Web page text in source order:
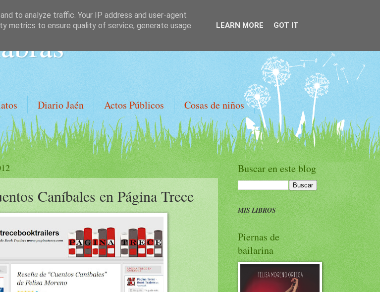
Diario Jaén Actos Públicos Cosas de niños
Caníbales en Página Trece
Buscar en este blog
MIS LIBROS
Piernas de
bailarina
to analyze traffic. Your IP address and user-agent
metrics to ensure quality of service, generate usage
LEARN MORE GOT IT